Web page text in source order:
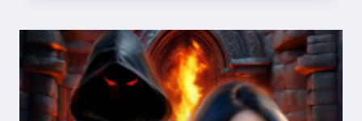
МАГИИ
—
МАРИНА
ГРИШИНА